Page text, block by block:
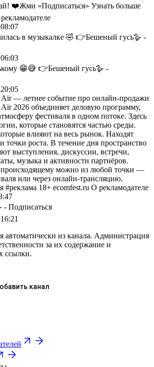
❤️Жми «Подписаться» Узнать больше
в музыкалке 🤣 👉Бешеный гусь🪿 -
😁😅 👉Бешеный гусь🪿 -
Air — летнее событие про онлайн-продажи
2026 объединяет деловую программу,
фестиваля в одном потоке. Здесь
которые становятся частью среды.
влияют на весь рынок. Находят
точки роста. В течение дня пространство
выступления, дискуссии, встречи,
музыка и активности партнёров.
происходящему можно из любой точки —
или через онлайн-трансляцию.
#реклама 18+ ecomfest.ru О рекламодателе
Подписаться
автоматически из канала. Администрация
за их содержание и
ссылки.
канал